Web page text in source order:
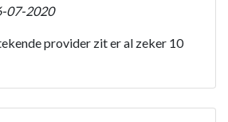
07-2020
provider zit er al zeker 10